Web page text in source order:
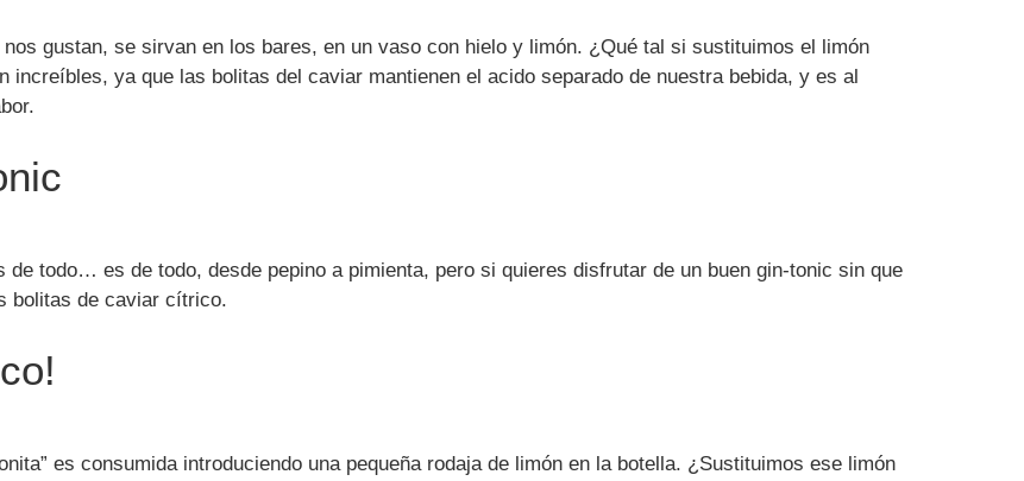
gustan, se sirvan en los bares, en un vaso con hielo y limón. ¿Qué tal si sustituimos el limón
ya que las bolitas del caviar mantienen el acido separado de nuestra bebida, y es al
todo… es de todo, desde pepino a pimienta, pero si quieres disfrutar de un buen gin-tonic sin que
bolitas de caviar cítrico.
es consumida introduciendo una pequeña rodaja de limón en la botella. ¿Sustituimos ese limón